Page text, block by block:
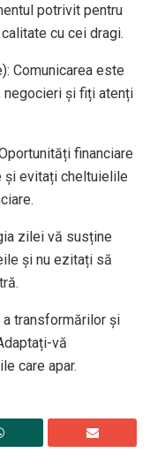
potrivit pentru
cu cei dragi.
Comunicarea este
negocieri și fiți atenți
financiare
și evitați cheltuielile
zilei vă susține
și nu ezitați să
transformărilor și
vă
care apar.